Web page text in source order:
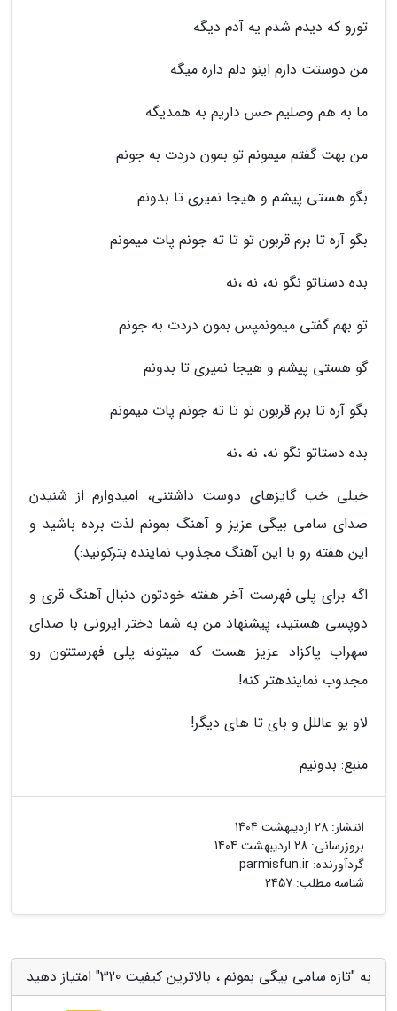
تورو که دیدم شدم یه آدم دیگه
من دوستت دارم اینو دلم داره میگه
ما به هم وصلیم حس داریم به همدیگه
من بهت گفتم میمونم تو بمون دردت به جونم
بگو هستی پیشم و هیجا نمیری تا بدونم
بگو آره تا برم قربون تو تا ته جونم پات میمونم
بده دستاتو نگو نه، نه ،نه
تو بهم گفتی میمونمپس بمون دردت به جونم
گو هستی پیشم و هیجا نمیری تا بدونم
بگو آره تا برم قربون تو تا ته جونم پات میمونم
بده دستاتو نگو نه، نه ،نه
خیلی خب گایزهای دوست داشتنی، امیدوارم از شنیدن
صدای سامی بیگی عزیز و آهنگ بمونم لذت برده باشید و
این هفته رو با این آهنگ مجذوب نماینده بترکونید:)
اگه برای پلی فهرست آخر هفته خودتون دنبال آهنگ قری و
دوپسی هستید، پیشنهاد من به شما دختر ایرونی با صدای
سهراب پاکزاد عزیز هست که میتونه پلی فهرستتون رو
مجذوب نمایندهتر کنه!
لاو یو عاللل و بای تا های دیگر!
منبع: بدونیم
انتشار: 28 اردیبهشت 1404
بروزرسانی: 28 اردیبهشت 1404
گردآورنده: parmisfun.ir
شناسه مطلب: 2457
به "تازه سامی بیگی بمونم ، بالاترین کیفیت 320" امتیاز دهید